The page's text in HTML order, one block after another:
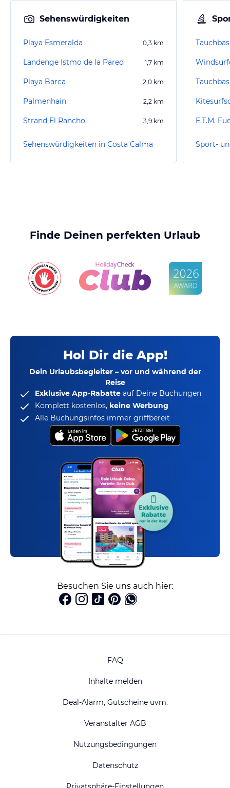
Sehenswürdigkeiten
Playa Esmeralda 0,3 km
Landenge Istmo de la Pared 1,7 km
Playa Barca 2,0 km
Palmenhain 2,2 km
Strand El Rancho 3,9 km
Sehenswürdigkeiten in Costa Calma
Finde Deinen perfekten Urlaub
Hol Dir die App!
Dein Urlaubsbegleiter – vor und während der
Reise
Exklusive App-Rabatte auf Deine Buchungen
Komplett kostenlos, keine Werbung
Alle Buchungsinfos immer griffbereit
Besuchen Sie uns auch hier:
FAQ
Inhalte melden
Deal-Alarm, Gutscheine uvm.
Veranstalter AGB
Nutzungsbedingungen
Datenschutz